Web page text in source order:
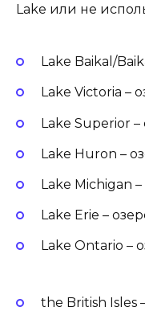
Lake или не
Lake Baikal/
Lake Victoria –
Lake Superior
Lake Huron –
Lake Michigan
Lake Erie –
Lake Ontario –
the British Isles